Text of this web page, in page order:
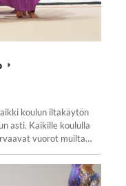
koulun iltakäytön
asti. Kaikille koululla
vuorot muilta…